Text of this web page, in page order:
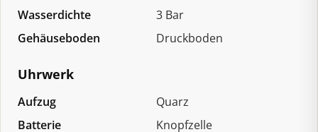
Wasserdichte
3 Bar
Gehäuseboden
Druckboden
Uhrwerk
Aufzug
Quarz
Batterie
Knopfzelle